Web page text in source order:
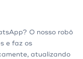
O nosso robô
e faz os
atualizando